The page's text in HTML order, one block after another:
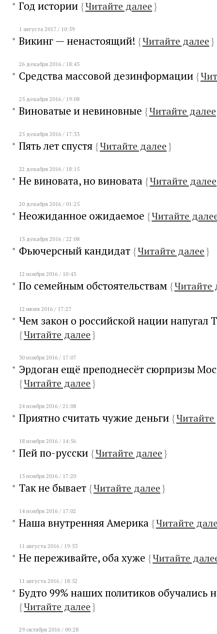
Год истории {Читайте далее}
1 августа 2017 / 10:59
Викинг — ненастоящий! {Читайте далее}
26 декабря 2016 / 18:43
Средства массовой дезинформации {
25 декабря 2016 / 19:08
Виноватые и невиновные {Читайте далее
25 декабря 2016 / 17:33
Пять лет спустя {Читайте далее}
22 декабря 2016 / 18:15
Не виновата, но виновата {Читайте далее
20 декабря 2016 / 01:25
Неожиданное ожидаемое {Читайте
13 декабря 2016 / 22:08
Фьючерсный кандидат {Читайте далее}
12 ноября 2016 / 10:43
По семейным обстоятельствам {Читайте
12 июля 2016 / 17:27
Чем закон о российской нации напугал
{Читайте далее}
30 ноября 2016 / 17:07
Эрдоган ещё преподнесёт сюрпризы
{Читайте далее}
24 ноября 2016 / 21:08
Приятно считать чужие деньги {Читайте
18 ноября 2016 / 14:56
Пей по-русски {Читайте далее}
15 ноября 2016 / 17:20
Так не бывает {Читайте далее}
14 ноября 2016 / 17:02
Наша внутренняя Америка {Читайте
11 августа 2016 / 19:53
Не переживайте, оба хуже {Читайте
11 августа 2016 / 18:52
Будто 99% наших политиков обучались
{Читайте далее}
29 октября 2016 / 00:28